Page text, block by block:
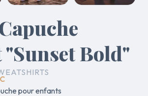
Bold"
pour enfants